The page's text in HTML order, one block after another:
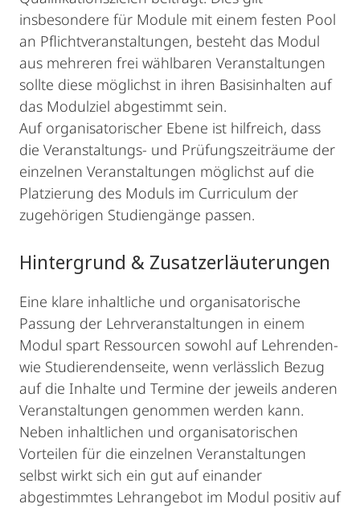
insbesondere für Module mit einem festen Pool
an Pflichtveranstaltungen, besteht das Modul
aus mehreren frei wählbaren Veranstaltungen
sollte diese möglichst in ihren Basisinhalten auf
das Modulziel abgestimmt sein.
Auf organisatorischer Ebene ist hilfreich, dass
die Veranstaltungs- und Prüfungszeiträume der
einzelnen Veranstaltungen möglichst auf die
Platzierung des Moduls im Curriculum der
zugehörigen Studiengänge passen.
Hintergrund & Zusatzerläuterungen
Eine klare inhaltliche und organisatorische
Passung der Lehrveranstaltungen in einem
Modul spart Ressourcen sowohl auf Lehrenden-
wie Studierendenseite, wenn verlässlich Bezug
auf die Inhalte und Termine der jeweils anderen
Veranstaltungen genommen werden kann.
Neben inhaltlichen und organisatorischen
Vorteilen für die einzelnen Veranstaltungen
selbst wirkt sich ein gut auf einander
abgestimmtes Lehrangebot im Modul positiv auf